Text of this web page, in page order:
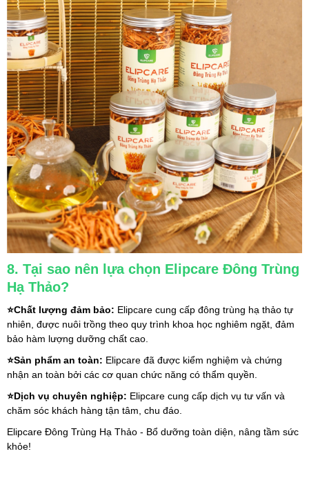
8. Tại sao nên lựa chọn Elipcare Đông Trùng
Hạ Thảo?
⭐Chất lượng đảm bảo: Elipcare cung cấp đông trùng hạ thảo tự
nhiên, được nuôi trồng theo quy trình khoa học nghiêm ngặt, đảm
bảo hàm lượng dưỡng chất cao.
⭐Sản phẩm an toàn: Elipcare đã được kiểm nghiệm và chứng
nhận an toàn bởi các cơ quan chức năng có thẩm quyền.
⭐Dịch vụ chuyên nghiệp: Elipcare cung cấp dịch vụ tư vấn và
chăm sóc khách hàng tận tâm, chu đáo.
Elipcare Đông Trùng Hạ Thảo - Bổ dưỡng toàn diện, nâng tầm sức
khỏe!